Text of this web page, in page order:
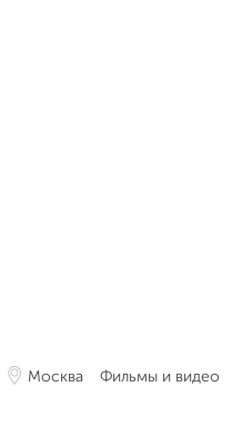
Москва Фильмы и видео